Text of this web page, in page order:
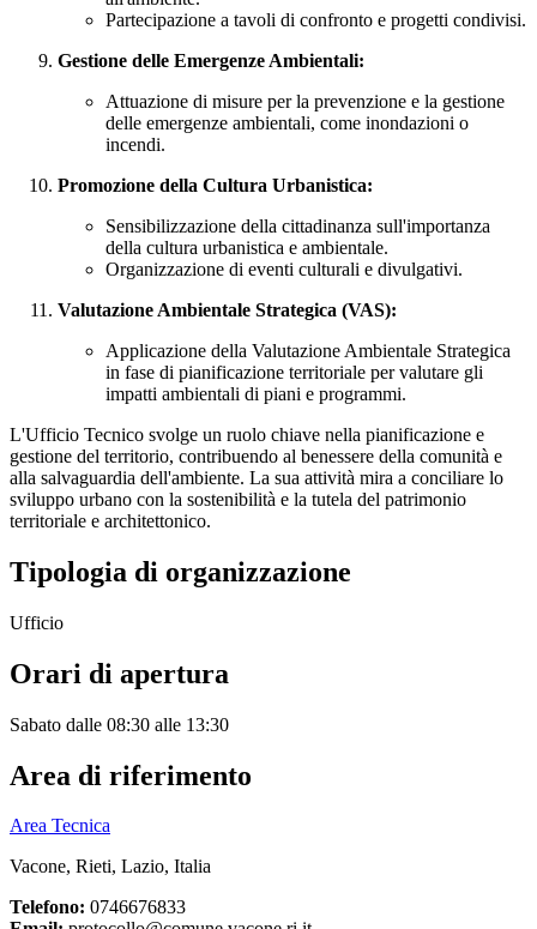
Partecipazione a tavoli di confronto e progetti condivisi.
Gestione delle Emergenze Ambientali:
Attuazione di misure per la prevenzione e la gestione
delle emergenze ambientali, come inondazioni o
incendi.
Promozione della Cultura Urbanistica:
Sensibilizzazione della cittadinanza sull'importanza
della cultura urbanistica e ambientale.
Organizzazione di eventi culturali e divulgativi.
Valutazione Ambientale Strategica (VAS):
Applicazione della Valutazione Ambientale Strategica
in fase di pianificazione territoriale per valutare gli
impatti ambientali di piani e programmi.
L'Ufficio Tecnico svolge un ruolo chiave nella pianificazione e
gestione del territorio, contribuendo al benessere della comunità e
alla salvaguardia dell'ambiente. La sua attività mira a conciliare lo
sviluppo urbano con la sostenibilità e la tutela del patrimonio
territoriale e architettonico.
Tipologia di organizzazione
Ufficio
Orari di apertura
Sabato dalle 08:30 alle 13:30
Area di riferimento
Area Tecnica
Vacone, Rieti, Lazio, Italia
Telefono: 0746676833